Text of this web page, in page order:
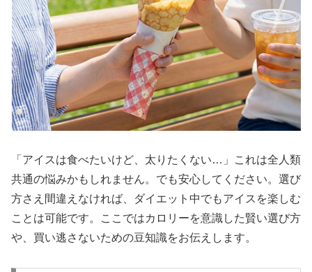
「アイスは食べたいけど、太りたくない…」これは全人類
共通の悩みかもしれません。でも安心してください。選び
方さえ間違えなければ、ダイエット中でもアイスを楽しむ
ことは可能です。ここではカロリーを意識した賢い選び方
や、買い逃さないための豆知識をお伝えします。